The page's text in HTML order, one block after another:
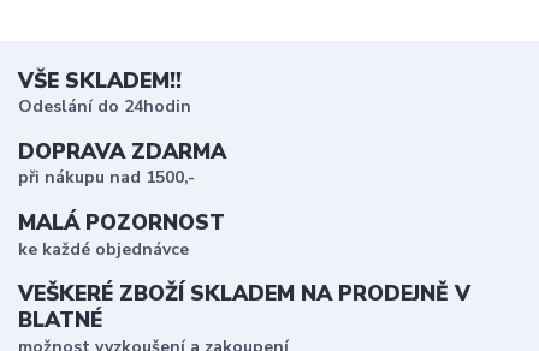
VŠE SKLADEM!!
Odeslání do 24hodin
DOPRAVA ZDARMA
při nákupu nad 1500,-
MALÁ POZORNOST
ke každé objednávce
VEŠKERÉ ZBOŽÍ SKLADEM NA PRODEJNĚ V
BLATNÉ
možnost vyzkoušení a zakoupení